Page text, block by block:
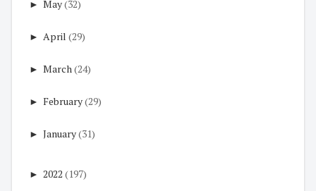
► May(32)
► April (29)
► March(24)
► February(29)
► January(31)
► 2022 (197)